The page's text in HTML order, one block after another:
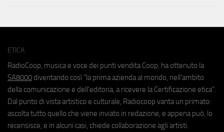
ETICA
RadioCoop, musica e voce dei punti vendita Coop, ha ottenuto la
SA8000 diventando così "la prima azienda al mondo, nell'ambito
della comunicazione e dell'editoria, a ricevere la Certificazione etica".
Dal punto di vista artistico e culturale, Radiocoop vanta un primato:
ascolta tutto quello che viene inviato in redazione, e appena può, lo
recensisce, e in alcuni casi, chiede collaborazione agli artisti.